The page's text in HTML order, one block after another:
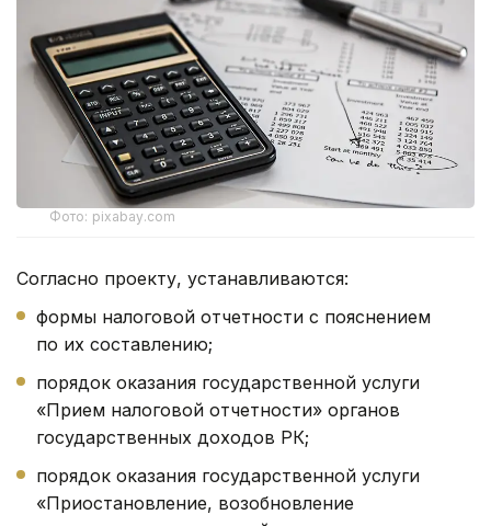
Фото: pixabay.com
Согласно проекту, устанавливаются:
формы налоговой отчетности с пояснением
по их составлению;
порядок оказания государственной услуги
«Прием налоговой отчетности» органов
государственных доходов РК;
порядок оказания государственной услуги
«Приостановление, возобновление